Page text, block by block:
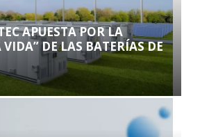
APUESTA POR LA
VIDA” DE LAS BATERÍAS DE